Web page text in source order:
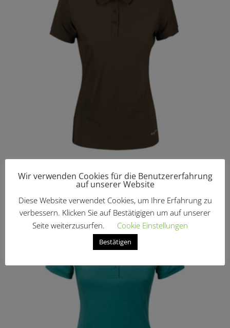
€49,95
Angebot!
Wir verwenden Cookies für die Benutzererfahrung
auf unserer Website
Diese Website verwendet Cookies, um Ihre Erfahrung zu
verbessern. Klicken Sie auf Bestätigigen um auf unserer
Seite weiterzusurfen.
Cookie Einstellungen
Bestätigen